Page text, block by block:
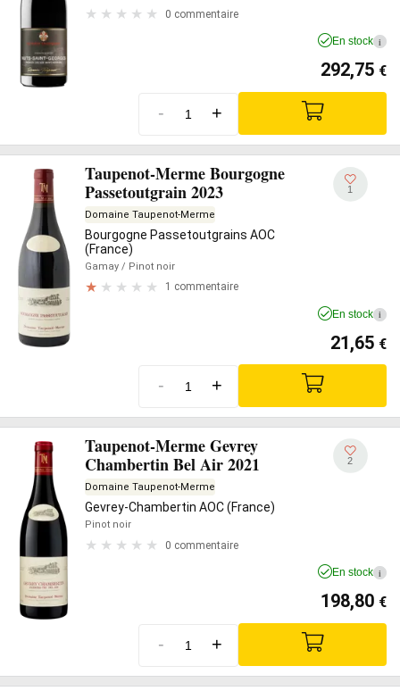
0 commentaire
En stock i
292,75 €
- +
Taupenot-Merme Bourgogne
Passetoutgrain 2023
Domaine Taupenot-Merme
Bourgogne Passetoutgrains AOC
(France)
Gamay / Pinot noir
1 commentaire
1
En stock i
21,65 €
- +
Taupenot-Merme Gevrey
Chambertin Bel Air 2021
Domaine Taupenot-Merme
Gevrey-Chambertin AOC (France)
Pinot noir
0 commentaire
2
En stock i
198,80 €
- +